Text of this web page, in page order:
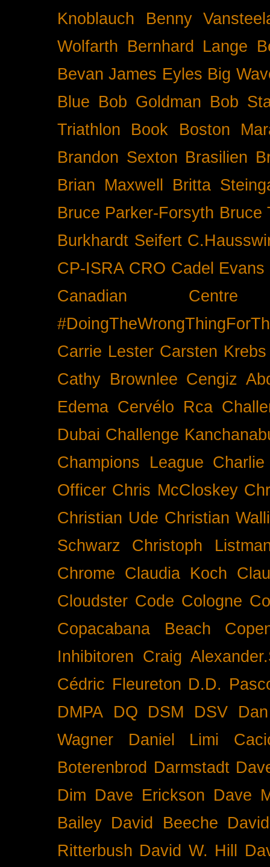
Knoblauch
Benny
Wolfarth Bernhard Lange
Bevan James Eyles Big
Blue Bob Goldman Bob
Triathlon
Book
Boston
Brandon Sexton Brasilien
Brian Maxwell
Britta
Bruce Parker-Forsyth Bruce
Burkhardt Seifert
CP-ISRA CRO Cadel Evans
Canadian
Carrie Lester Carsten Krebs
Cathy Brownlee Cengiz
Edema Cervélo Rca
Dubai Challenge
Champions League
Officer Chris McCloskey
Christian Ude Christian
Schwarz
Christoph
Chrome Claudia Koch
Cloudster Code Cologne
Copacabana Beach
Inhibitoren Craig
Cédric Fleureton D.D.
DMPA
DQ DSM DSV
Wagner
Daniel Limi
Boterenbrod Darmstadt
Dim Dave Erickson Dave
Bailey David Beeche
Ritterbush David W. Hill